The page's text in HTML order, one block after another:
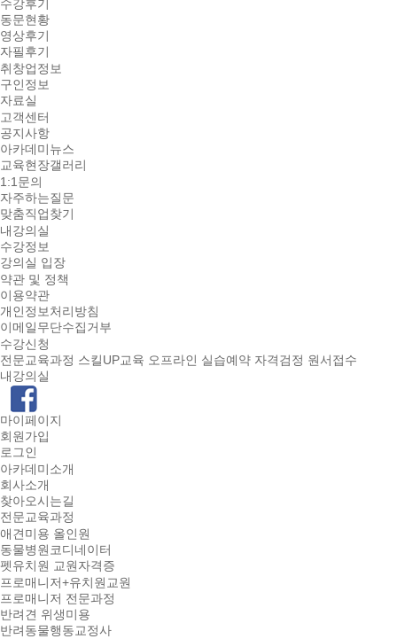
수강후기
동문현황
영상후기
자필후기
취창업정보
구인정보
자료실
고객센터
공지사항
아카데미뉴스
교육현장갤러리
1:1문의
자주하는질문
맞춤직업찾기
내강의실
수강정보
강의실 입장
약관 및 정책
이용약관
개인정보처리방침
이메일무단수집거부
수강신청
전문교육과정 스킬UP교육 오프라인 실습예약 자격검정 원서접수
내강의실
마이페이지
회원가입
로그인
아카데미소개
회사소개
찾아오시는길
전문교육과정
애견미용 올인원
동물병원코디네이터
펫유치원 교원자격증
프로매니저+유치원교원
프로매니저 전문과정
반려견 위생미용
반려동물행동교정사